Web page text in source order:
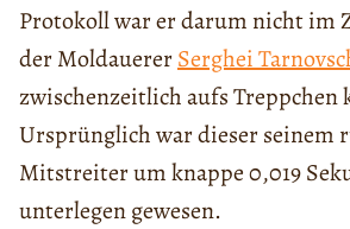
Protokoll war er darum nicht im
der MoldauererSerghei
zwischenzeitlich aufs Treppchen
Ursprünglich war dieser seinem
Mitstreiter um knappe 0,019
unterlegen gewesen.